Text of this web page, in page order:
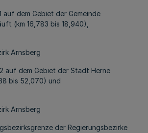
auf dem Gebiet der Gemeinde
(km 16,783 bis 18,940),
Arnsberg
auf dem Gebiet der Stadt Herne
bis 52,070) und
Arnsberg
der Regierungsbezirke